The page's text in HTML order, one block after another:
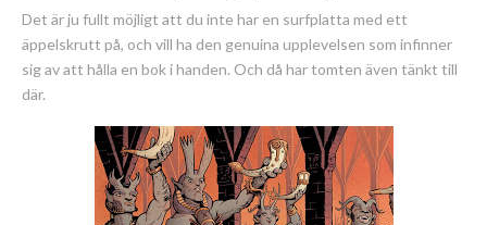
Det är ju fullt möjligt att du inte har en surfplatta med ett
äppelskrutt på, och vill ha den genuina upplevelsen som infinner
sig av att hålla en bok i handen. Och då har tomten även tänkt till
där.